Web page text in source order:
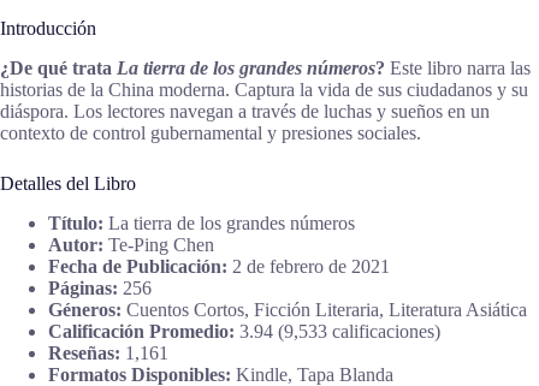
Introducción
¿De qué trata La tierra de los grandes números? Este libro narra las
historias de la China moderna. Captura la vida de sus ciudadanos y su
diáspora. Los lectores navegan a través de luchas y sueños en un
contexto de control gubernamental y presiones sociales.
Detalles del Libro
Título: La tierra de los grandes números
Autor: Te-Ping Chen
Fecha de Publicación: 2 de febrero de 2021
Páginas: 256
Géneros: Cuentos Cortos, Ficción Literaria, Literatura Asiática
Calificación Promedio: 3.94 (9,533 calificaciones)
Reseñas: 1,161
Formatos Disponibles: Kindle, Tapa Blanda